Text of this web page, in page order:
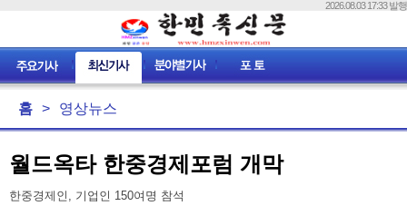
2026.08.03 17:33 발행
홈 > 영상뉴스
월드옥타 한중경제포럼 개막
한중경제인, 기업인 150여명 참석